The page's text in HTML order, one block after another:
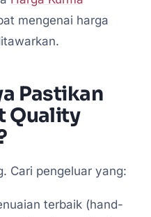
mengenai harga
Pastikan
Quality
Cari pengeluar yang:
terbaik (hand-